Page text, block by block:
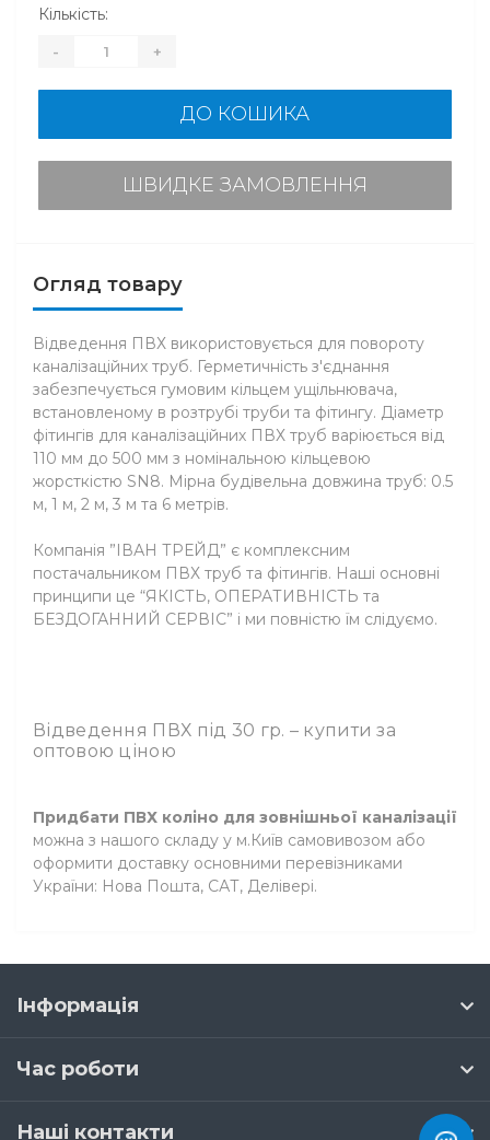
Кількість:
- +
ДО КОШИКА
ШВИДКЕ ЗАМОВЛЕННЯ
Огляд товару
Відведення ПВХ використовується для повороту
каналізаційних труб. Герметичність з'єднання
забезпечується гумовим кільцем ущільнювача,
встановленому в розтрубі труби та фітингу. Діаметр
фітингів для каналізаційних ПВХ труб варіюється від
110 мм до 500 мм з номінальною кільцевою
жорсткістю SN8. Мірна будівельна довжина труб: 0.5
м, 1 м, 2 м, 3 м та 6 метрів.
Компанія ”ІВАН ТРЕЙД” є комплексним
постачальником ПВХ труб та фітингів. Наші основні
принципи це “ЯКІСТЬ, ОПЕРАТИВНІСТЬ та
БЕЗДОГАННИЙ СЕРВІС” і ми повністю їм слідуємо.
Відведення ПВХ під 30 гр. – купити за
оптовою ціною
Придбати ПВХ коліно для зовнішньої каналізації
можна з нашого складу у м.Київ самовивозом або
оформити доставку основними перевізниками
України: Нова Пошта, САТ, Делівері.
Інформація
Час роботи
Наші контакти